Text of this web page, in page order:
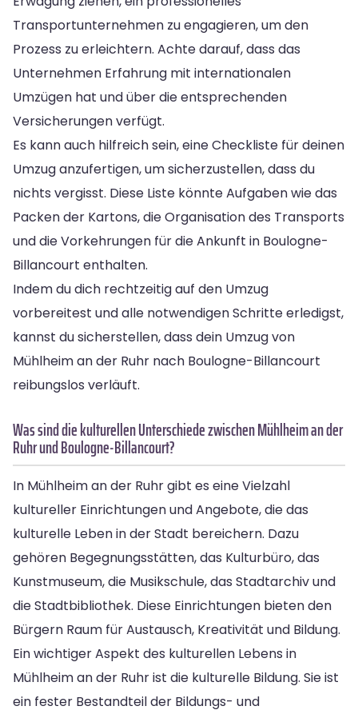
Transportunternehmen zu engagieren, um den
Prozess zu erleichtern. Achte darauf, dass das
Unternehmen Erfahrung mit internationalen
Umzügen hat und über die entsprechenden
Versicherungen verfügt.
Es kann auch hilfreich sein, eine Checkliste für deinen
Umzug anzufertigen, um sicherzustellen, dass du
nichts vergisst. Diese Liste könnte Aufgaben wie das
Packen der Kartons, die Organisation des Transports
und die Vorkehrungen für die Ankunft in Boulogne-
Billancourt enthalten.
Indem du dich rechtzeitig auf den Umzug
vorbereitest und alle notwendigen Schritte erledigst,
kannst du sicherstellen, dass dein Umzug von
Mühlheim an der Ruhr nach Boulogne-Billancourt
reibungslos verläuft.
Was sind die kulturellen Unterschiede zwischen Mühlheim an der
Ruhr und Boulogne-Billancourt?
In Mühlheim an der Ruhr gibt es eine Vielzahl
kultureller Einrichtungen und Angebote, die das
kulturelle Leben in der Stadt bereichern. Dazu
gehören Begegnungsstätten, das Kulturbüro, das
Kunstmuseum, die Musikschule, das Stadtarchiv und
die Stadtbibliothek. Diese Einrichtungen bieten den
Bürgern Raum für Austausch, Kreativität und Bildung.
Ein wichtiger Aspekt des kulturellen Lebens in
Mühlheim an der Ruhr ist die kulturelle Bildung. Sie ist
ein fester Bestandteil der Bildungs- und